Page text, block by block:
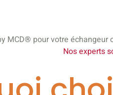
MCD® pour votre échangeur
Nos experts